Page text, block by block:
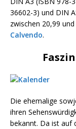
36602-3) und DIN
zwischen 20,99
Calvendo.
Die ehemalige
ihren
bekannt. Da ist auf